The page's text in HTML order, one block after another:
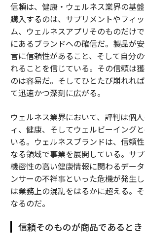
信頼は、健康・ウェルネス業界の基
購入するのは、サプリメントやフィ
ム、ウェルネスアプリそのものだけ
にあるブランドへの確信だ。製品が
言に信頼性があること、そして自分
れることを信じている。その信頼は
のは容易だ。そしてひとたび崩れれ
て迅速かつ深刻に広がる。
ウェルネス業界において、評判は個
ィ、健康、そしてウェルビーイング
いる。ウェルネスブランドは、信頼
なる領域で事業を展開している。サプ
機密性の高い健康情報に関わるデー
ンサーの不祥事といった危機が発生
は業務上の混乱をはるかに超える。
なるのだ。
信頼そのものが商品であるとき